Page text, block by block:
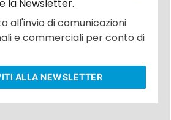
la Newsletter.
all'invio di comunicazioni
e commerciali per conto di
ALLA NEWSLETTER